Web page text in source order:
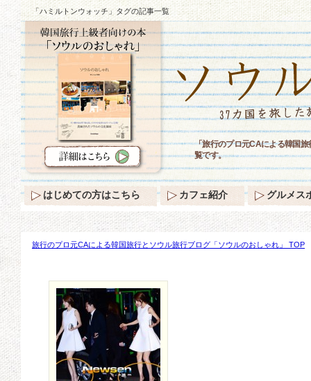
「ハミルトンウォッチ」タグの記事一覧
旅行のプロ元CAによる韓国旅行とソウル旅行ブログ「ソウルのおしゃれ」 TOP
「旅行のプロ元CAによる韓国
覧です。
はじめての方はこちら カフェ紹介 グルメス